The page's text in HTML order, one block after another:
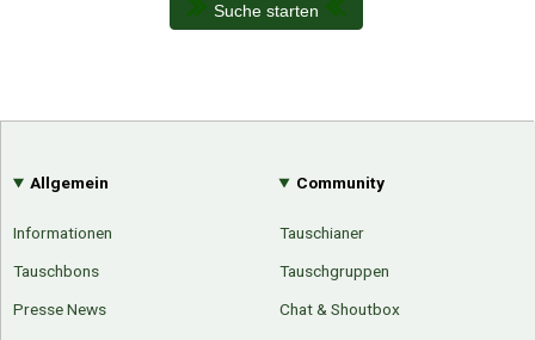
Suche starten
Allgemein
Informationen
Tauschbons
Presse News
Community
Tauschianer
Tauschgruppen
Chat & Shoutbox